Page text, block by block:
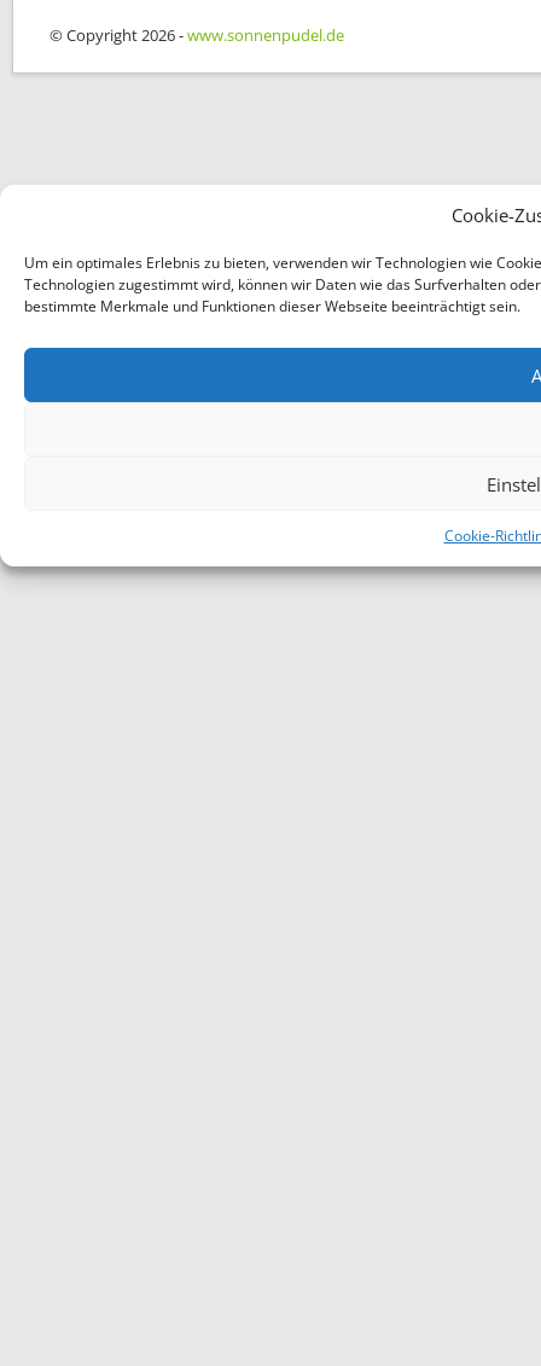
Cookie-
Um ein optimales Erlebnis zu bieten, verwenden wir Technologien wie
Technologien zugestimmt wird, können wir Daten wie das Surfverhalten
bestimmte Merkmale und Funktionen dieser Webseite beeinträchtigt sein.
Cookie-
© Copyright 2026 -www.sonnenpudel.de